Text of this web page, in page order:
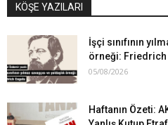
KÖŞE YAZILARI
İşçi sınıfının
örneği: Friedrich
05/08/2026
Haftanın Özeti: